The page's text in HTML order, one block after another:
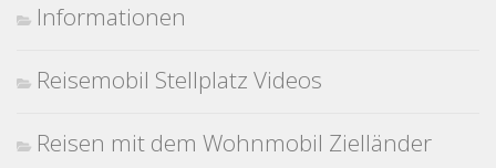
Informationen
Reisemobil Stellplatz Videos
Reisen mit dem Wohnmobil Zielländer